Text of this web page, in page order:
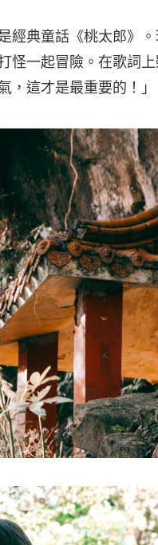
經典童話《桃太郎》
怪一起冒險。在歌詞
，這才是最重要的！」